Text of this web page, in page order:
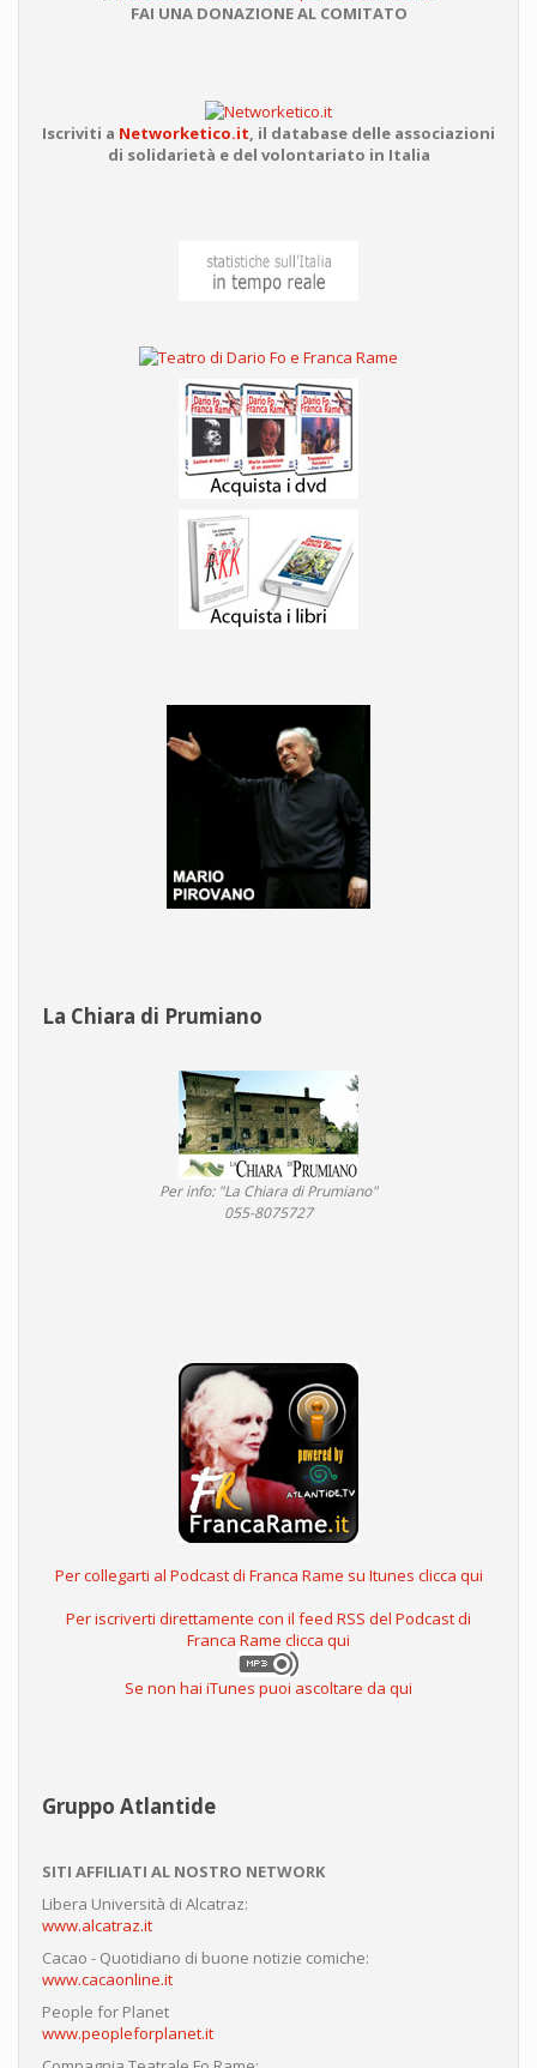
FAI UNA DONAZIONE AL COMITATO
Iscriviti a Networketico.it, il database delle associazioni
di solidarietà e del volontariato in Italia
La Chiara di Prumiano
Per info: "La Chiara di Prumiano"
055-8075727
Per collegarti al Podcast di Franca Rame su Itunes clicca qui
Per iscriverti direttamente con il feed RSS del Podcast di
Franca Rame clicca qui
Se non hai iTunes puoi ascoltare da qui
Gruppo Atlantide
SITI AFFILIATI AL NOSTRO NETWORK
Libera Università di Alcatraz:
www.alcatraz.it
Cacao - Quotidiano di buone notizie comiche:
www.cacaonline.it
People for Planet
www.peopleforplanet.it